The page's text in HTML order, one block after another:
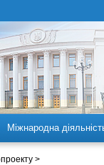
Міжнародна
>